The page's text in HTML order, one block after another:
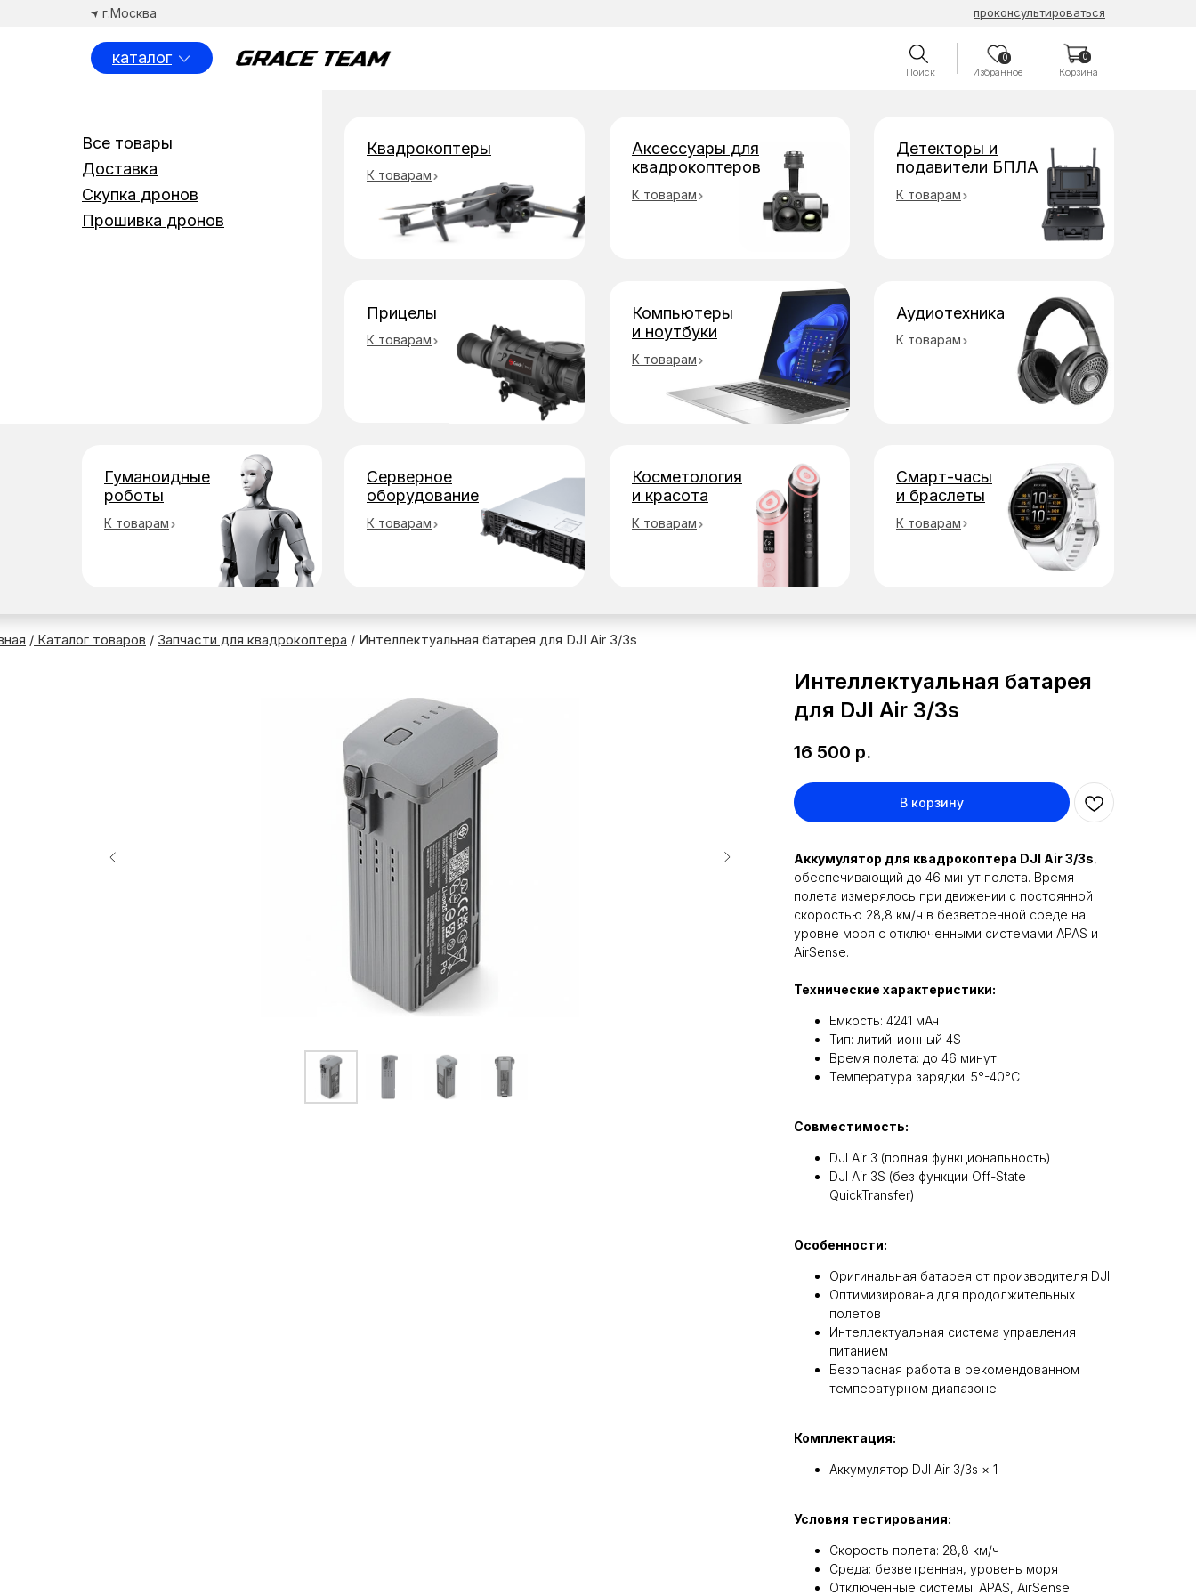
г.Москва проконсультироваться
Способы оплаты 0
Поиск Избранное Корзина
0
каталог
К товарам
К товарам
К товарам
К товарам
К товарам
К товарам
Аксессуары для
квадрокоптеров
Детекторы и
подавители БПЛА
Квадрокоптеры
Компьютеры
и ноутбуки
Прицелы Аудиотехника
К товарам
Серверное
оборудование
К товарам
Гуманоидные
роботы
К товарам
Косметология
и красота
К товарам
Смарт-часы
и браслеты
Прошивка дронов
Скупка дронов
Доставка
Все товары
/ Каталог товаров / Запчасти для квадрокоптера / Интеллектуальная батарея для DJI Air 3/3s
Интеллектуальная батарея
для DJI Air 3/3s
16 500 р.
В корзину
Аккумулятор для квадрокоптера DJI Air 3/3s,
обеспечивающий до 46 минут полета. Время
полета измерялось при движении с постоянной
скоростью 28,8 км/ч в безветренной среде на
уровне моря с отключенными системами APAS и
AirSense.
Технические характеристики:
Емкость: 4241 мАч
Тип: литий-ионный 4S
Время полета: до 46 минут
Температура зарядки: 5°-40°C
Совместимость:
DJI Air 3 (полная функциональность)
DJI Air 3S (без функции Off-State
QuickTransfer)
Особенности:
Оригинальная батарея от производителя DJI
Оптимизирована для продолжительных
полетов
Интеллектуальная система управления
питанием
Безопасная работа в рекомендованном
температурном диапазоне
Комплектация:
Аккумулятор DJI Air 3/3s × 1
Условия тестирования:
Скорость полета: 28,8 км/ч
Среда: безветренная, уровень моря
Отключенные системы: APAS, AirSense